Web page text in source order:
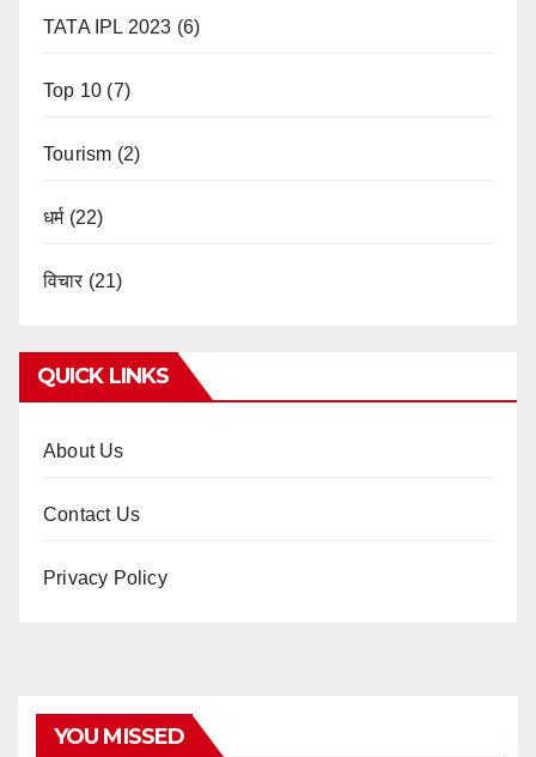
TATA IPL 2023 (6)
Top 10 (7)
Tourism (2)
धर्म(22)
विचार (21)
QUICK LINKS
About Us
Contact Us
Privacy Policy
YOU MISSED